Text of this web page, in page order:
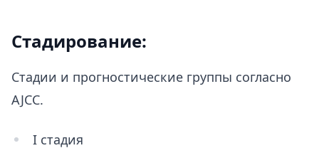
Стадирование:
Стадии и прогностические группы согласно
AJCC.
I стадия